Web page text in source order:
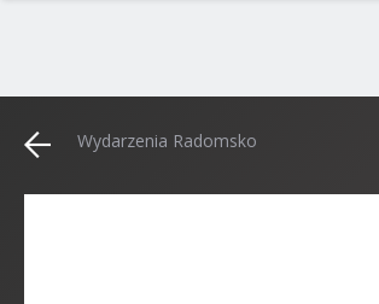
Wydarzenia Radomsko